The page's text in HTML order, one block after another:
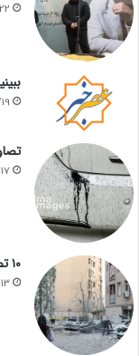
۱۰ تصویر از خسارت حمله هوایی به خیابان‌های تهران